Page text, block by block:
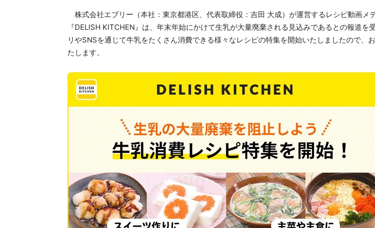
株式会社エブリー（本社：東京都港区、代表取締役：吉田 大成）が運営するレシピ動画メ
『DELISH KITCHEN』は、年末年始にかけて生乳が大量廃棄される見込みであるとの報道を
リやSNSを通じて牛乳をたくさん消費できる様々なレシピの特集を開始いたしましたので、
たします。